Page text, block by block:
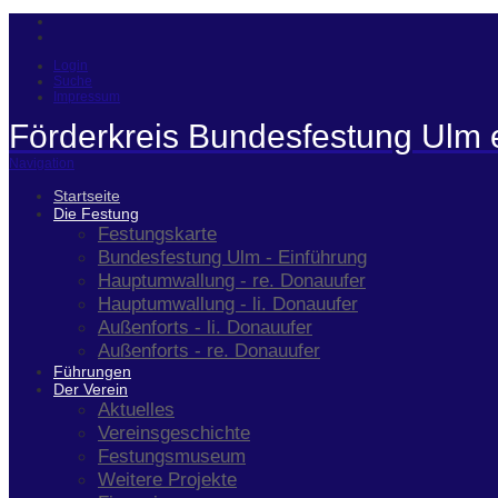
Login
Suche
Impressum
Förderkreis Bundesfestung Ulm
Navigation
Startseite
Die Festung
Festungskarte
Bundesfestung Ulm - Einführung
Hauptumwallung - re. Donauufer
Hauptumwallung - li. Donauufer
Außenforts - li. Donauufer
Außenforts - re. Donauufer
Führungen
Der Verein
Aktuelles
Vereinsgeschichte
Festungsmuseum
Weitere Projekte